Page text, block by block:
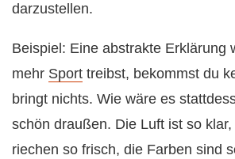
darzustellen.
Beispiel: Eine abstrakte Erklärung
mehr Sport treibst, bekommst du
bringt nichts. Wie wäre es
schön draußen. Die Luft ist so
riechen so frisch, die Farben sind